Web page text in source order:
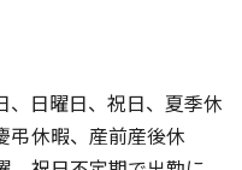
日曜日、祝日、夏季休
弔休暇、産前産後休